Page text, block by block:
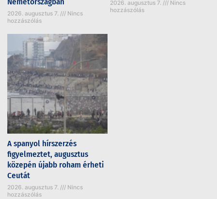
2026. augusztus 7.
Nincs
hozzászólás
2026. augusztus 7.
Nincs
hozzászólás
A spanyol hírszerzés
figyelmeztet, augusztus
közepén újabb roham érheti
Ceutát
2026. augusztus 7.
Nincs
hozzászólás